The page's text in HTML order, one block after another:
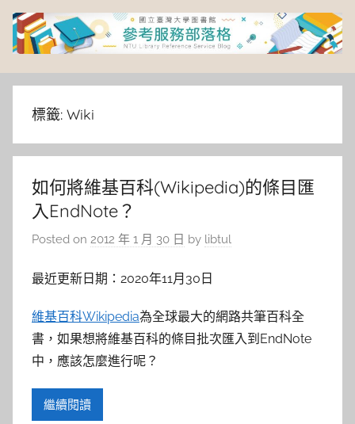
Skip
content
臺
灣
大
學
圖
書
館
參
考
標籤: Wiki
如何將維基百科(Wikipedia)的條目匯
入EndNote？
Posted on 2012 年 1 月 30 日 by libtul
最近更新日期：2020年11月30日
維基百科Wikipedia為全球最大的網路共筆百科全
書，如果想將維基百科的條目批次匯入到EndNote
中，應該怎麼進行呢？
繼續閱讀